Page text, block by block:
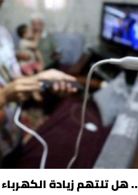
تضخم يوليو 2026.. هل تلتهم زيادة